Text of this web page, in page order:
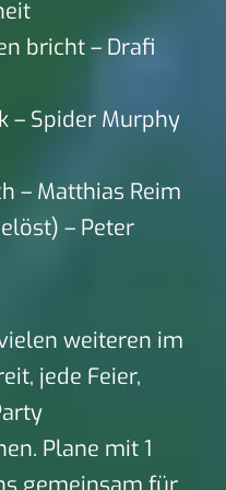
bricht – Drafi
– Spider Murphy
– Matthias Reim
– Peter
weiteren im
jede Feier,
Plane mit 1